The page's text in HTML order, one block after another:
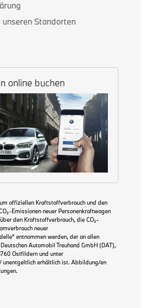
Standorten
online buchen
offiziellen Kraftstoffverbrauch und den
Emissionen neuer Personenkraftwagen
den Kraftstoffverbrauch, die CO₂-
neuer
entnommen werden, der an allen
Automobil Treuhand GmbH (DAT),
Ostfildern und unter
unentgeltlich erhältlich ist. Abbildung/en